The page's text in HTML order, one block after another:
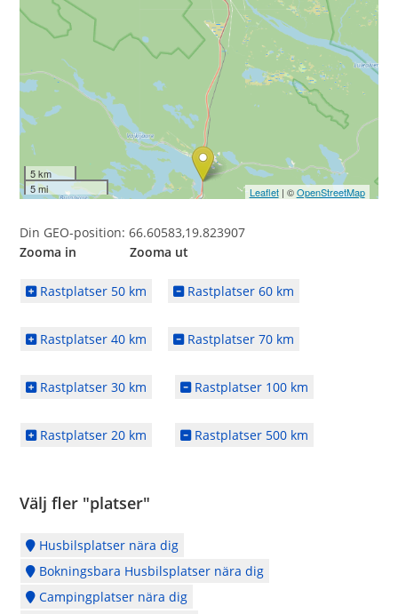
5 km
5 mi
Leaflet| ©OpenStreetMap
Din GEO-position: 66.60583,19.823907
Zooma in Zooma ut
Rastplatser 50 km Rastplatser 60 km
Rastplatser 40 km Rastplatser 70 km
Rastplatser 30 km Rastplatser 100 km
Rastplatser 20 km Rastplatser 500 km
Välj fler "platser"
Husbilsplatser nära dig
Bokningsbara Husbilsplatser nära dig
Campingplatser nära dig